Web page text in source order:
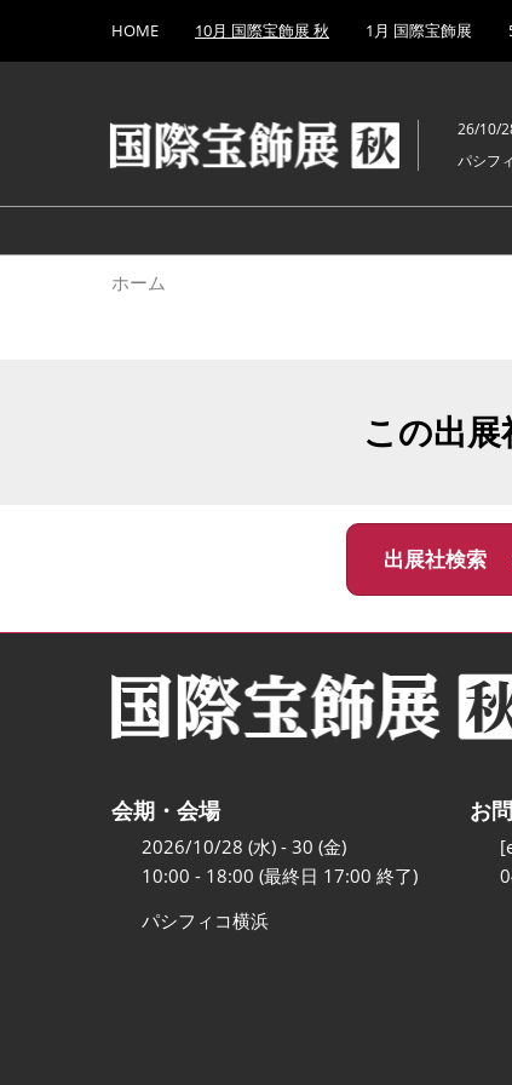
キ
し
て
to
HOME 10月 国際宝飾展 秋 1月 国際宝飾展
26/10/
パシフ
ホーム
この出
出展社検索
会期・会場
2026/10/28 (水) - 30 (金)
10:00 - 18:00 (最終日 17:00 終了)
パシフィコ横浜
お